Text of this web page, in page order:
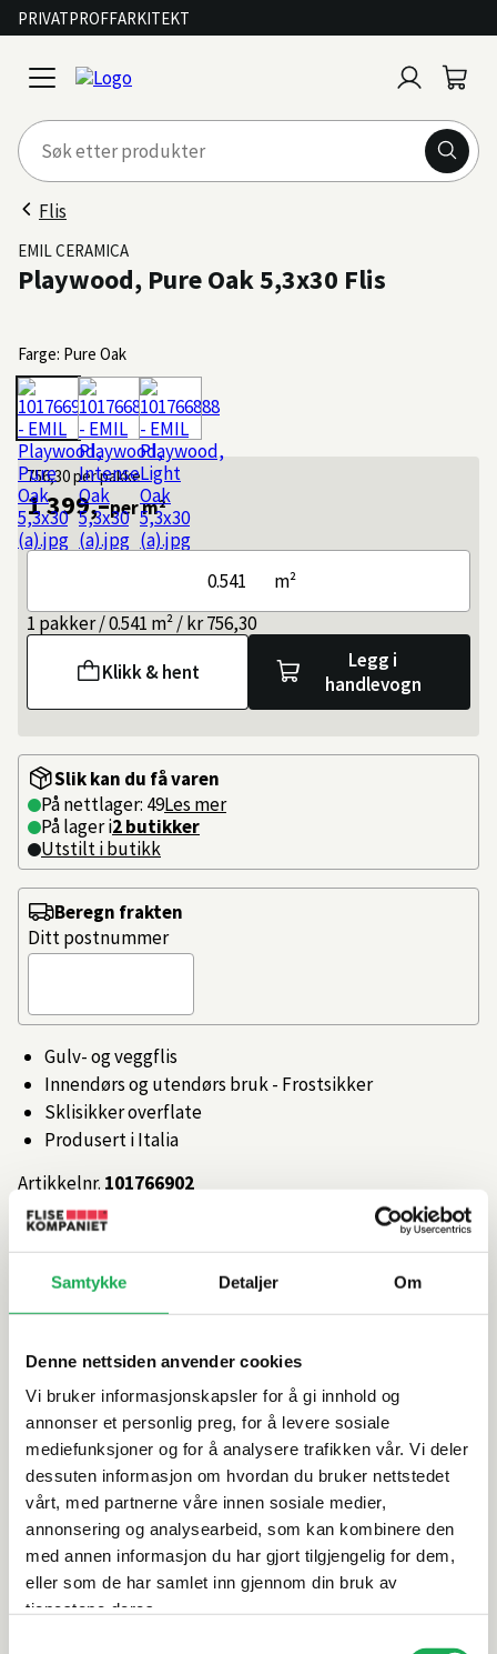
Samtykke Detaljer Om
Denne nettsiden anvender cookies
Vi bruker informasjonskapsler for å gi innhold og
annonser et personlig preg, for å levere sosiale
mediefunksjoner og for å analysere trafikken vår. Vi deler
dessuten informasjon om hvordan du bruker nettstedet
vårt, med partnerne våre innen sosiale medier,
annonsering og analysearbeid, som kan kombinere den
med annen informasjon du har gjort tilgjengelig for dem,
eller som de har samlet inn gjennom din bruk av
tjenestene deres.
PRIVATPROFFARKITEKT
open
menu
inn
Flis
EMIL CERAMICA
Playwood, Pure Oak 5,3x30 Flis
Farge: Pure Oak
756,30per pakke
1 399,–per m²
m²
1 pakker / 0.541 m² / kr 756,30
Klikk & hent
Legg i
handlevogn
Slik kan du få varen
På nettlager: 49Les mer
På lager i2 butikker
Utstilt i butikk
Gulv- og veggflis
Innendørs og utendørs bruk - Frostsikker
Sklisikker overflate
Produsert i Italia
Artikkelnr. 101766902
Beregn frakten
Ditt postnummer
Produktinformasjon
Rengjøring og vedlikehold
Leveringsinformasjon
Dokumentasjon